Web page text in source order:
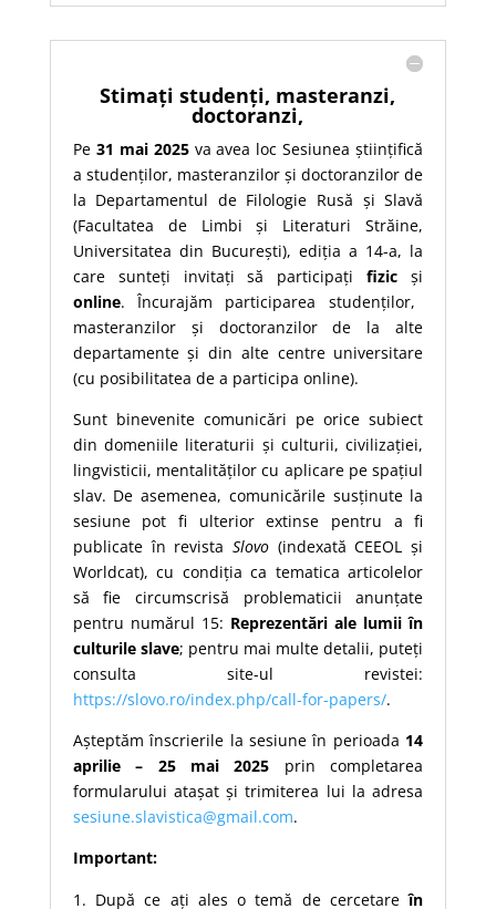
Stimați studenți, masteranzi,
doctoranzi,
Pe 31 mai 2025 va avea loc Sesiunea științifică
a studenților, masteranzilor și doctoranzilor de
la Departamentul de Filologie Rusă și Slavă
(Facultatea de Limbi și Literaturi Străine,
Universitatea din București), ediția a 14-a, la
care sunteți invitați să participațifizicși
online. Încurajăm participarea studenților,
masteranzilor și doctoranzilor de la alte
departamente și din alte centre universitare
(cu posibilitatea de a participa online).
Sunt binevenite comunicări pe orice subiect
din domeniile literaturii și culturii, civilizației,
lingvisticii, mentalităților cu aplicare pe spațiul
slav. De asemenea, comunicările susținute la
sesiune pot fi ulterior extinse pentru a fi
publicate în revista Slovo (indexată CEEOL și
Worldcat), cu condiția ca tematica articolelor
să fie circumscrisă problematicii anunțate
pentru numărul 15: Reprezentări ale lumii în
culturile slave; pentru mai multe detalii, puteți
consulta site-ul revistei:
https://slovo.ro/index.php/call-for-papers/.
Așteptăm înscrierile la sesiune în perioada 14
aprilie – 25 mai 2025 prin completarea
formularului atașat și trimiterea lui la adresa
sesiune.slavistica@gmail.com.
Important:
După ce ați ales o temă de cercetareîn